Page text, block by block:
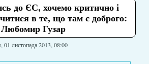
до ЄС, хочемо критично і
в те, що там є доброго:
Любомир Гузар
01 листопада 2013, 08:00